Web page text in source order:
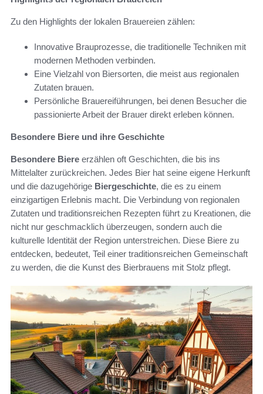
Zu den Highlights der lokalen Brauereien zählen:
Innovative Brauprozesse, die traditionelle Techniken mit
modernen Methoden verbinden.
Eine Vielzahl von Biersorten, die meist aus regionalen
Zutaten brauen.
Persönliche Brauereiführungen, bei denen Besucher die
passionierte Arbeit der Brauer direkt erleben können.
Besondere Biere und ihre Geschichte
Besondere Biere erzählen oft Geschichten, die bis ins
Mittelalter zurückreichen. Jedes Bier hat seine eigene Herkunft
und die dazugehörige Biergeschichte, die es zu einem
einzigartigen Erlebnis macht. Die Verbindung von regionalen
Zutaten und traditionsreichen Rezepten führt zu Kreationen, die
nicht nur geschmacklich überzeugen, sondern auch die
kulturelle Identität der Region unterstreichen. Diese Biere zu
entdecken, bedeutet, Teil einer traditionsreichen Gemeinschaft
zu werden, die die Kunst des Bierbrauens mit Stolz pflegt.